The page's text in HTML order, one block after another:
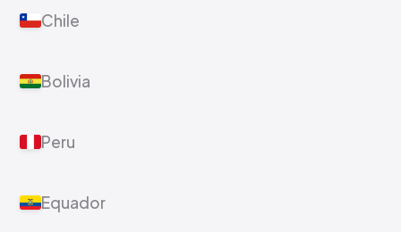
Chile
Bolivia
Peru
Equador